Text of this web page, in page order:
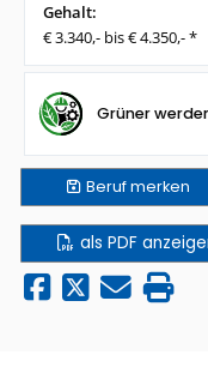
Gehalt:
€ 3.340,- bis € 4.350,- *
Grüner
Berufmerken
als PDF